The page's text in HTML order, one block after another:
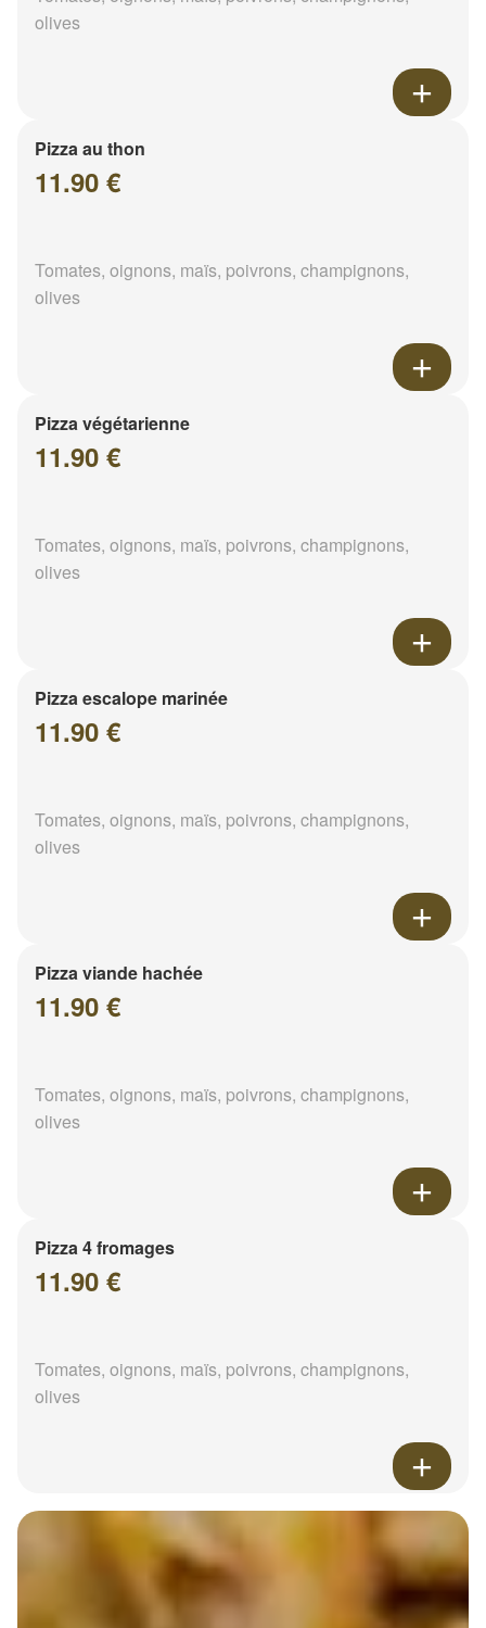
olives
Pizza au thon
11.90 €
Tomates, oignons, maïs, poivrons, champignons,
olives
Pizza végétarienne
11.90 €
Tomates, oignons, maïs, poivrons, champignons,
olives
Pizza escalope marinée
11.90 €
Tomates, oignons, maïs, poivrons, champignons,
olives
Pizza viande hachée
11.90 €
Tomates, oignons, maïs, poivrons, champignons,
olives
Pizza 4 fromages
11.90 €
Tomates, oignons, maïs, poivrons, champignons,
olives